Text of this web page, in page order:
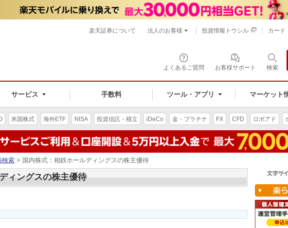
よくあるご質問 お客様サポート 検索
サービス 手数料 ツール・アプリ マーケット
楽天証券について 法人のお客様 投資情報トウシル カード
米国株式 海外ETF NISA 投資信託・積立 iDeCo 金・プラチナ FX CFD ロボアド
検索 > 国内株式：相鉄ホールディングスの株主優待
ィングスの株主優待